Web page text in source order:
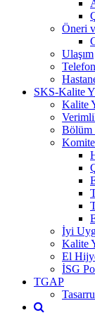
Öneri
Ulaşım
SKS-Kalite
Kalite
Bölüm
İyi
Kalite
El
İSG
TGAP